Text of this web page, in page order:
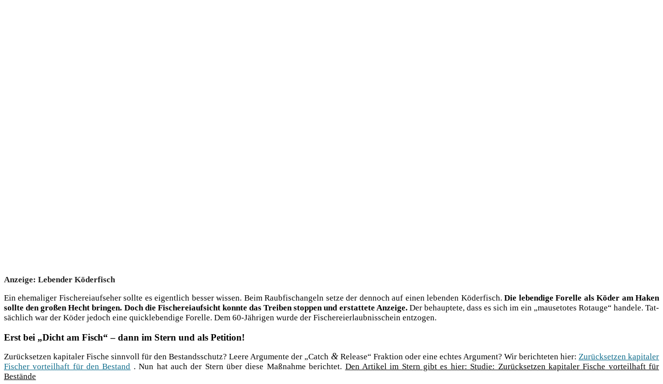
Anzei­ge: Leben­der Köderfisch
Ein ehe­ma­li­ger Fische­rei­auf­se­her soll­te es eigent­lich bes­ser wis­sen. Beim Raub­fisch­an­geln set­ze der den­noch auf einen leben­den Köder­fisch.Die leben­di­ge Forel­le als Köder am Haken
soll­te den gro­ßen Hecht brin­gen. Doch die Fische­rei­auf­sicht konn­te das Trei­ben stop­pen und erstat­te­te Anzei­ge.Der behaup­te­te, dass es sich im ein „mau­se­to­tes Rot­au­ge“ han­de­le. Tat­
säch­lich war der Köder jedoch eine quick­le­ben­di­ge Forel­le. Dem 60-Jäh­ri­gen wur­de der Fische­rei­er­laub­nis­schein entzogen.
Erst bei „Dicht am Fisch“ – dann im Stern und als Petition!
Zurück­set­zen kapi­ta­ler Fische sinn­voll für den Bestands­schutz? Lee­re Argu­men­te der „Catch &Release“ Frak­ti­on oder eine ech­tes Argu­ment? Wir berich­te­ten hier: Zurück­set­zen kapi­ta­ler
Fischer vor­teil­haft für den Bestand . Nun hat auch der Stern über die­se Maß­nah­me berich­tet. Den Arti­kel im Stern gibt es hier: Stu­die: Zurück­set­zen kapi­ta­ler Fische vor­teil­haft für
Bestände